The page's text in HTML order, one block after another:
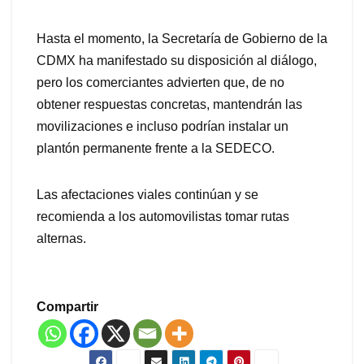
Hasta el momento, la Secretaría de Gobierno de la
CDMX ha manifestado su disposición al diálogo,
pero los comerciantes advierten que, de no
obtener respuestas concretas, mantendrán las
movilizaciones e incluso podrían instalar un
plantón permanente frente a la SEDECO.
Las afectaciones viales continúan y se
recomienda a los automovilistas tomar rutas
alternas.
Compartir